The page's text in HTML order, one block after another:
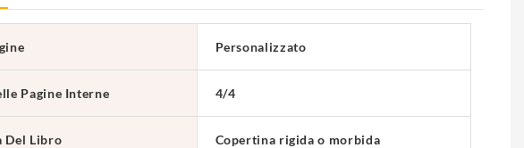
Personalizzato
Pagine Interne 4/4
Del Libro Copertina rigida o morbida